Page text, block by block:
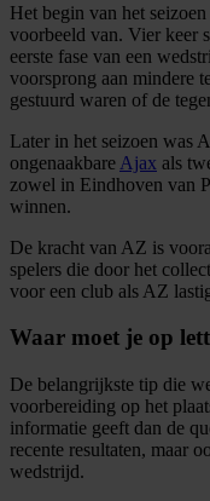
Het begin van het
voorbeeld van. Vier keer
eerste fase van een
voorsprong aan mindere
gestuurd waren of de
Later in het seizoen was
ongenaakbare Ajax als
zowel in Eindhoven van
winnen.
De kracht van AZ is
spelers die door het
voor een club als AZ
Waar moet je op
De belangrijkste tip die
voorbereiding op het
informatie geeft dan de
recente resultaten, maar
wedstrijd.